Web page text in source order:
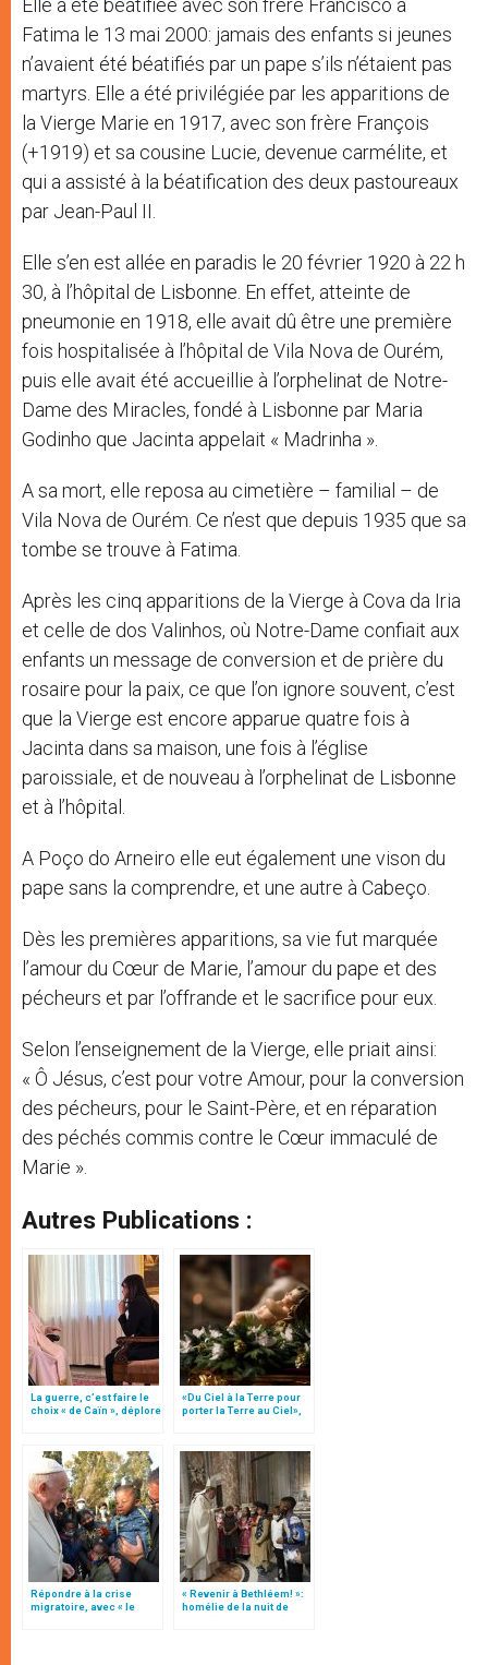
r
Elle a été béatifiée avec son frère Francisco à
Fatima le 13 mai 2000: jamais des enfants si jeunes
n’avaient été béatifiés par un pape s’ils n’étaient pas
martyrs. Elle a été privilégiée par les apparitions de
la Vierge Marie en 1917, avec son frère François
(+1919) et sa cousine Lucie, devenue carmélite, et
qui a assisté à la béatification des deux pastoureaux
par Jean-Paul II.
Elle s’en est allée en paradis le 20 février 1920 à 22 h
30, à l’hôpital de Lisbonne. En effet, atteinte de
pneumonie en 1918, elle avait dû être une première
fois hospitalisée à l’hôpital de Vila Nova de Ourém,
puis elle avait été accueillie à l’orphelinat de Notre-
Dame des Miracles, fondé à Lisbonne par Maria
Godinho que Jacinta appelait « Madrinha ».
A sa mort, elle reposa au cimetière – familial – de
Vila Nova de Ourém. Ce n’est que depuis 1935 que sa
tombe se trouve à Fatima.
Après les cinq apparitions de la Vierge à Cova da Iria
et celle de dos Valinhos, où Notre-Dame confiait aux
enfants un message de conversion et de prière du
rosaire pour la paix, ce que l’on ignore souvent, c’est
que la Vierge est encore apparue quatre fois à
Jacinta dans sa maison, une fois à l’église
paroissiale, et de nouveau à l’orphelinat de Lisbonne
et à l’hôpital.
A Poço do Arneiro elle eut également une vison du
pape sans la comprendre, et une autre à Cabeço.
Dès les premières apparitions, sa vie fut marquée
l’amour du Cœur de Marie, l’amour du pape et des
pécheurs et par l’offrande et le sacrifice pour eux.
Selon l’enseignement de la Vierge, elle priait ainsi:
« Ô Jésus, c’est pour votre Amour, pour la conversion
des pécheurs, pour le Saint-Père, et en réparation
des péchés commis contre le Cœur immaculé de
Marie ».
Autres Publications :
La guerre, c’est faire le
choix « de Caïn », déplore
«Du Ciel à la Terre pour
porter la Terre au Ciel»,
Répondre à la crise
migratoire, avec « le
« Revenir à Bethléem! »:
homélie de la nuit de
Noël (texte complet)